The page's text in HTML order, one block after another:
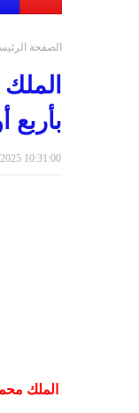
الصفحة
بأربع
10/20/2025
الملك محمد